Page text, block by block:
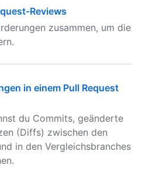
Reviews
zusammen, um die
in einem Pull Request
du Commits, geänderte
(Diffs) zwischen den
in den Vergleichsbranches